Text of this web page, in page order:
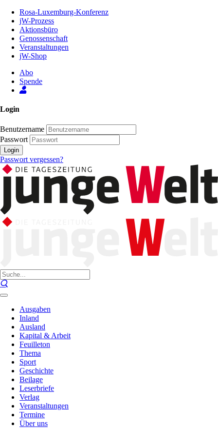
Inhalt
Seite
Rosa-Luxemburg-Konferenz
jW-Prozess
Aktionsbüro
Genossenschaft
Veranstaltungen
jW-Shop
Abo
Spende
Login
Benutzername
Passwort
Login
Passwort vergessen?
Ausgaben
Inland
Ausland
Kapital & Arbeit
Feuilleton
Thema
Sport
Geschichte
Beilage
Leserbriefe
Verlag
Veranstaltungen
Termine
Über uns